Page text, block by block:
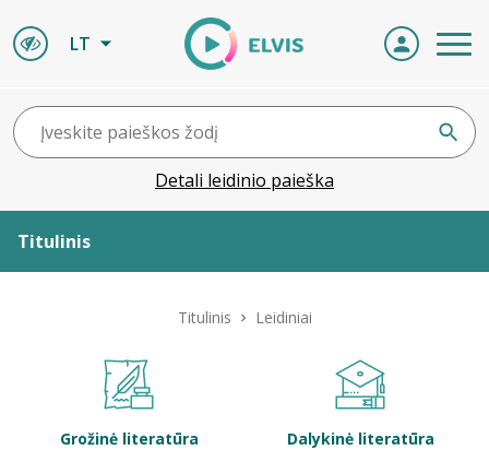
LT
Detali leidinio paieška
Titulinis
Titulinis Leidiniai
Grožinė literatūra Dalykinė literatūra